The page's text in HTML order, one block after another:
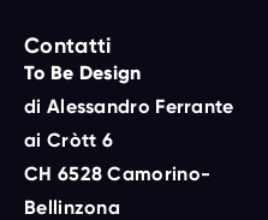
Contatti
To Be Design
di Alessandro Ferrante
ai Cròtt 6
CH 6528 Camorino-
Bellinzona